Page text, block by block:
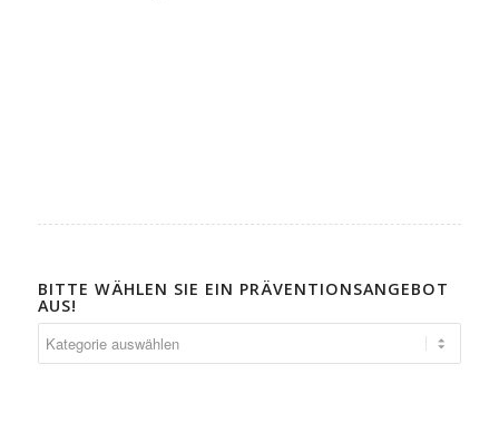
BITTE WÄHLEN SIE EIN PRÄVENTIONSANGEBOT
AUS!
wählen